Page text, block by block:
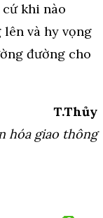
khi nào
và hy vọng
đường cho
T.Thủy
hóa giao thông